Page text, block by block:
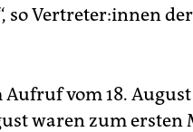
so Ver­tre­te­r:in­nen
Aufruf vom 18.
waren zum